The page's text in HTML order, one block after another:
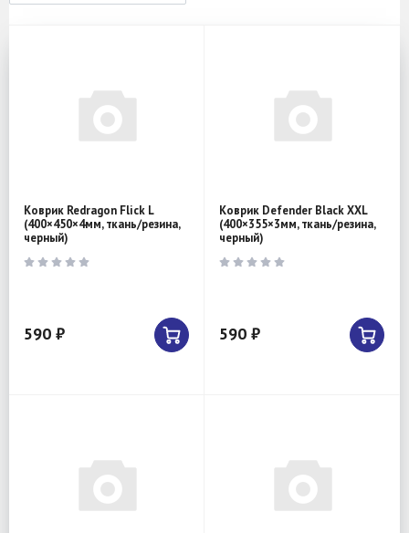
Коврик Redragon Flick L
(400×450×4мм, ткань/резина,
черный)
590 ₽
Коврик Defender Black XXL
(400×355×3мм, ткань/резина,
черный)
590 ₽